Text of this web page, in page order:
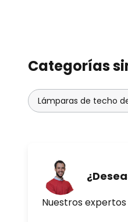
Categorías
Lámparas de techo
Nuestros